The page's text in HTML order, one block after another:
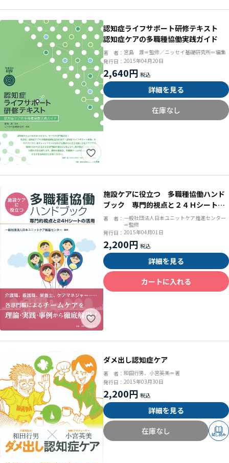
認知症ライフサポート研修テキスト
認知症ケアの多職種協働実践ガイド
著 者： 宮島 渡＝監修／ニッセイ基礎研究所＝編集
発行日： 2015年04月20日
2,640円
詳細を見る
在庫なし
施設ケアに役立つ 多職種協働ハンド
ブック 専門的視点と２４Ｈシートの
活用
著 者： 一般社団法人日本ユニットケア推進センター
＝監修
発行日： 2015年04月01日
2,200円
詳細を見る
カートに入れる
ダメ出し認知症ケア
著 者： 和田行男、小宮英美＝著
発行日： 2015年03月30日
2,200円
詳細を見る
在庫なし
試し読み